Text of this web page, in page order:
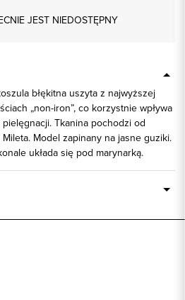
JEST NIEDOSTĘPNY
błękitna uszyta z najwyższej
„non-iron”, co korzystnie wpływa
Tkanina pochodzi od
Model zapinany na jasne guziki.
układa się pod marynarką.